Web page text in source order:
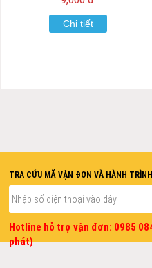
Chi tiết
TRA CỨU MÃ VẬN ĐƠN VÀ HÀNH
Hotline hỗ trợ vận đơn: 0985
phát)